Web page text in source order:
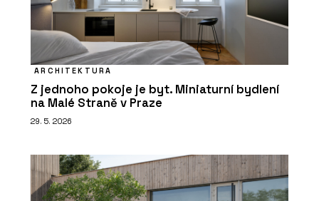
ARCHITEKTURA
Z jednoho pokoje je byt. Miniaturní bydlení
na Malé Straně v Praze
29. 5. 2026